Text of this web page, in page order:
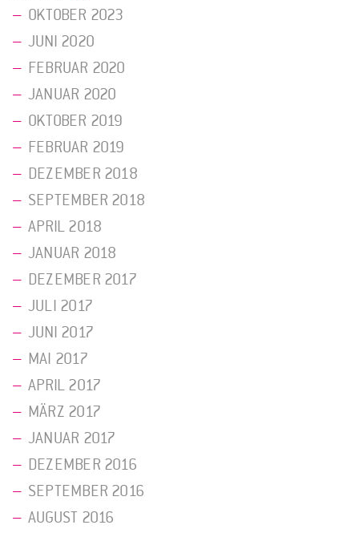
OKTOBER 2023
JUNI 2020
FEBRUAR 2020
JANUAR 2020
OKTOBER 2019
FEBRUAR 2019
DEZEMBER 2018
SEPTEMBER 2018
APRIL 2018
JANUAR 2018
DEZEMBER 2017
JULI 2017
JUNI 2017
MAI 2017
APRIL 2017
MÄRZ 2017
JANUAR 2017
DEZEMBER 2016
SEPTEMBER 2016
AUGUST 2016